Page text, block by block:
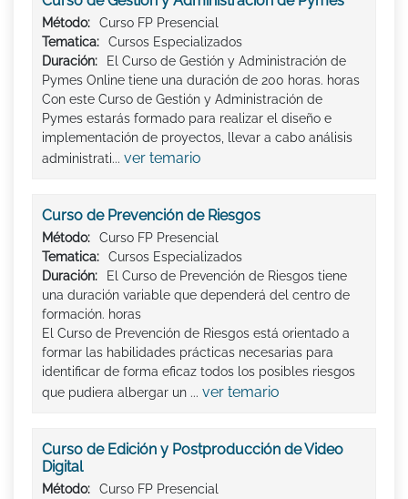
Método:
Curso FP Presencial
Tematica:
Cursos Especializados
Duración:
El Curso de Gestión y Administración de
Pymes Online tiene una duración de 200 horas. horas
Con este Curso de Gestión y Administración de
Pymes estarás formado para realizar el diseño e
implementación de proyectos, llevar a cabo análisis
administrati... ver temario
Curso de Prevención de Riesgos
Método:
Curso FP Presencial
Tematica:
Cursos Especializados
Duración:
El Curso de Prevención de Riesgos tiene
una duración variable que dependerá del centro de
formación. horas
El Curso de Prevención de Riesgos está orientado a
formar las habilidades prácticas necesarias para
identificar de forma eficaz todos los posibles riesgos
que pudiera albergar un ... ver temario
Curso de Edición y Postproducción de Video
Digital
Método:
Curso FP Presencial